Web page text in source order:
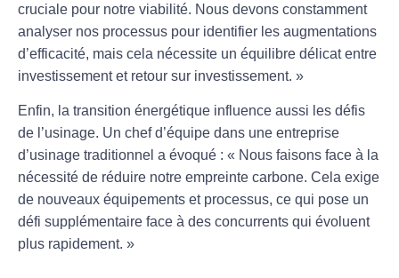
cruciale pour notre viabilité. Nous devons constamment
analyser nos processus pour identifier les augmentations
d’efficacité, mais cela nécessite un équilibre délicat entre
investissementet retour sur investissement. »
Enfin, la transition énergétique influence aussi les défis
de l’usinage. Un chef d’équipe dans une entreprise
d’usinage traditionnel a évoqué : « Nous faisons face à la
nécessité de réduire notre empreinte carbone. Cela exige
de nouveaux équipements et processus, ce qui pose un
défi supplémentaire face à des concurrents qui évoluent
plus rapidement. »